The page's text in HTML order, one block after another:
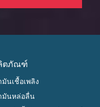
ตภัณฑ์
นเชื้อเพลิง
มันหล่อลื่น